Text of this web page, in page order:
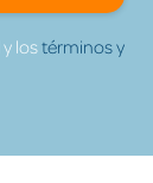
y lostérminos y